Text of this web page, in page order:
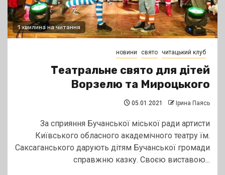
1 хвилина на читання
новини свято читацький клуб
Театральне свято для дітей
Ворзелю та Мироцького
05.01.2021 Ірина Паясь
За сприяння Бучанської міської ради артисти
Київського обласного академічного театру їм.
Саксаганського дарують дітям Бучанської громади
справжню казку. Своєю виставою...